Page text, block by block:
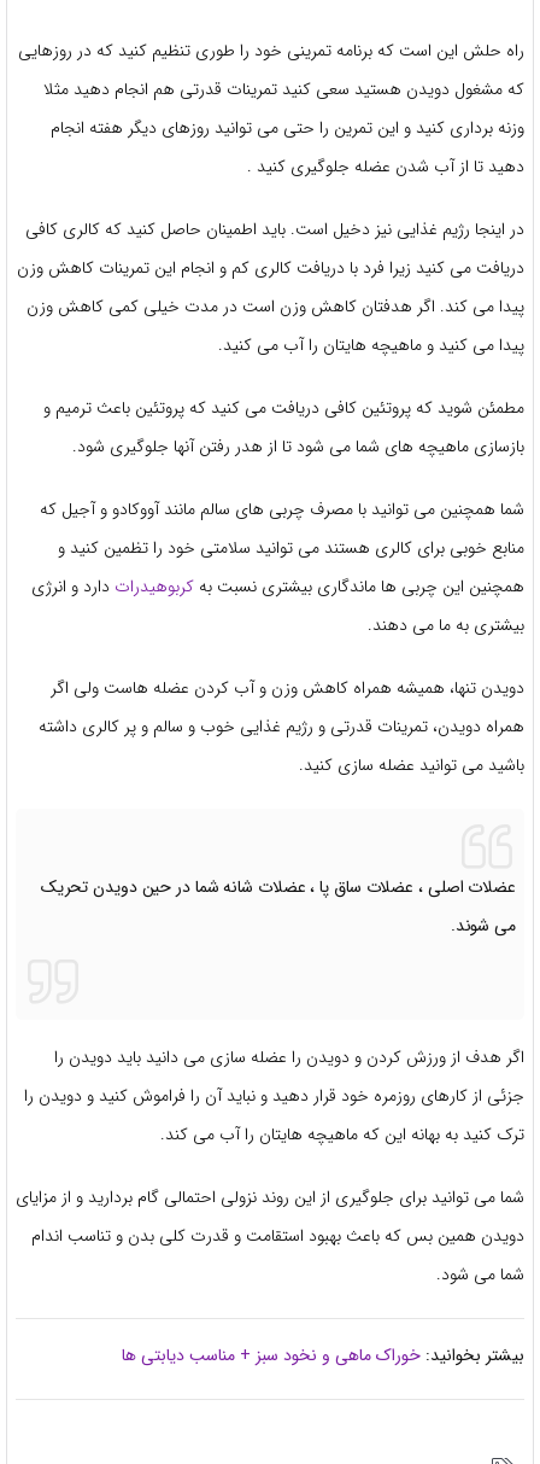
راه حلش این است که برنامه تمرینی خود را طوری تنظیم كنید كه در روزهایی
که مشغول دویدن هستید سعی کنید تمرینات قدرتی هم انجام دهید مثلا
وزنه برداری کنید و این تمرین را حتی می توانید روزهای دیگر هفته انجام
دهید تا از آب شدن عضله جلوگیری کنید .
در اینجا رژیم غذایی نیز دخیل است. باید اطمینان حاصل کنید که کالری کافی
دریافت می کنید زیرا فرد با دریافت کالری کم و انجام این تمرینات کاهش وزن
پیدا می کند. اگر هدفتان کاهش وزن است در مدت خیلی کمی کاهش وزن
پیدا می کنید و ماهیچه هایتان را آب می کنید.
مطمئن شوید که پروتئین کافی دریافت می کنید که پروتئین باعث ترمیم و
بازسازی ماهیچه های شما می شود تا از هدر رفتن آنها جلوگیری شود.
شما همچنین می توانید با مصرف چربی های سالم مانند آووکادو و آجیل که
منابع خوبی برای کالری هستند می توانید سلامتی خود را تظمین کنید و
همچنین این چربی ها ماندگاری بیشتری نسبت به کربوهیدرات دارد و انرژی
بیشتری به ما می دهند.
دویدن تنها، همیشه همراه کاهش وزن و آب کردن عضله هاست ولی اگر
همراه دویدن، تمرینات قدرتی و رژیم غذایی خوب و سالم و پر کالری داشته
باشید می توانید عضله سازی کنید.
عضلات اصلی ، عضلات ساق پا ، عضلات شانه شما در حین دویدن تحریک
می شوند.
اگر هدف از ورزش کردن و دویدن را عضله سازی می دانید باید دویدن را
جزئی از کارهای روزمره خود قرار دهید و نباید آن را فراموش کنید و دویدن را
ترک کنید به بهانه این که ماهیچه هایتان را آب می کند.
شما می توانید برای جلوگیری از این روند نزولی احتمالی گام بردارید و از مزایای
دویدن همین بس که باعث بهبود استقامت و قدرت کلی بدن و تناسب اندام
شما می شود.
بیشتر بخوانید: خوراک ماهی و نخود سبز + مناسب دیابتی ها